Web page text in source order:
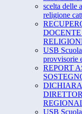
scelta delle
religione
USB
provvisorie
REPORT
USB